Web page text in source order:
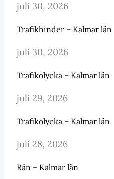
juli 30, 2026
Trafikhinder – Kalmar län
juli 30, 2026
Trafikolycka – Kalmar län
juli 29, 2026
Trafikolycka – Kalmar län
juli 28, 2026
Rån – Kalmar län